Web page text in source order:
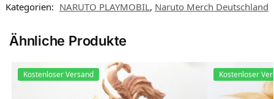
Kategorien: NARUTO PLAYMOBIL, Naruto Merch Deutschland
Ähnliche Produkte
Kostenloser Versand Kostenloser